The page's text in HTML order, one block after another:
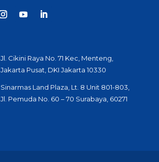
Jl. Cikini Raya No. 71 Kec, Menteng,
Jakarta Pusat, DKI Jakarta 10330
Sinarmas Land Plaza, Lt. 8 Unit 801-803,
Jl. Pemuda No. 60 – 70 Surabaya, 60271